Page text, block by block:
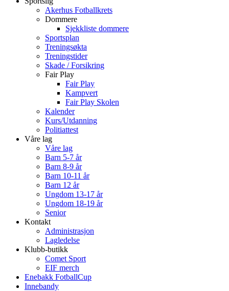
Akerhus Fotballkrets
Dommere
Sjekkliste dommere
Sportsplan
Treningsøkta
Treningstider
Skade / Forsikring
Fair Play
Fair Play
Kampvert
Fair Play Skolen
Kalender
Kurs/Utdanning
Politiattest
Våre lag
Våre lag
Barn 5-7 år
Barn 8-9 år
Barn 10-11 år
Barn 12 år
Ungdom 13-17 år
Ungdom 18-19 år
Senior
Kontakt
Administrasjon
Lagledelse
Klubb-butikk
Comet Sport
EIF merch
Enebakk FotballCup
Innebandy